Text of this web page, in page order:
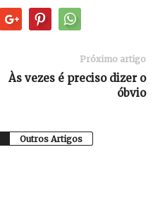
Próximo artigo
Às vezes é preciso dizer o
óbvio
Outros Artigos